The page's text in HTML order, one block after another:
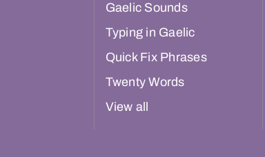
Gaelic Sounds
Typing in Gaelic
Quick Fix Phrases
Twenty Words
View all